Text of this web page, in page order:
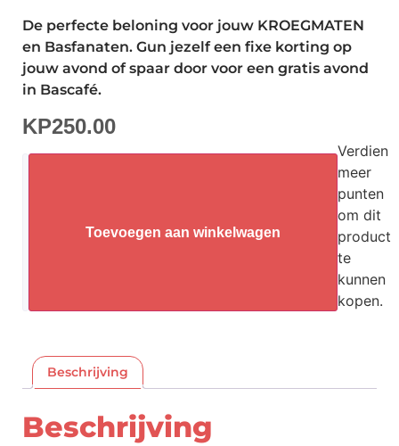
De perfecte beloning voor jouw KROEGMATEN
en Basfanaten. Gun jezelf een fixe korting op
jouw avond of spaar door voor een gratis avond
in Bascafé.
KP250.00
Toevoegen aan winkelwagen
Verdien
meer
punten
om dit
product
te
kunnen
kopen.
Beschrijving
Beschrijving